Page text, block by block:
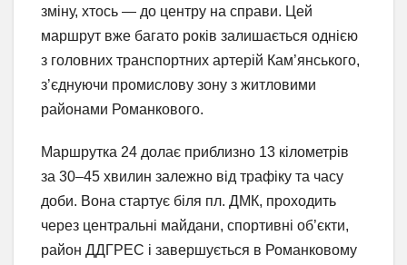
зміну, хтось — до центру на справи. Цей
маршрут вже багато років залишається однією
з головних транспортних артерій Кам’янського,
з’єднуючи промислову зону з житловими
районами Романкового.
Маршрутка 24 долає приблизно 13 кілометрів
за 30–45 хвилин залежно від трафіку та часу
доби. Вона стартує біля пл. ДМК, проходить
через центральні майдани, спортивні об’єкти,
район ДДГРЕС і завершується в Романковому